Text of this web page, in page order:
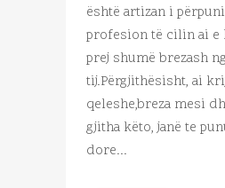
është artizan i
profesion të cilin ai e
prej shumë brezash
tij.Përgjithësisht, ai
qeleshe,breza mesi
gjitha këto, janë te
dore...